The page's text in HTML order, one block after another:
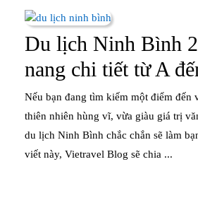
Du lịch Ninh Bình
nang chi tiết từ A
Nếu bạn đang tìm kiếm một điểm đến vừa có cảnh quan
thiên nhiên hùng vĩ, vừa giàu giá trị
du lịch Ninh Bình chắc chắn sẽ làm
viết này, Vietravel Blog sẽ chia ...